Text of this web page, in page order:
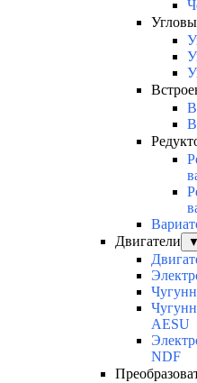
Двигатели
▼
AESU
NDF